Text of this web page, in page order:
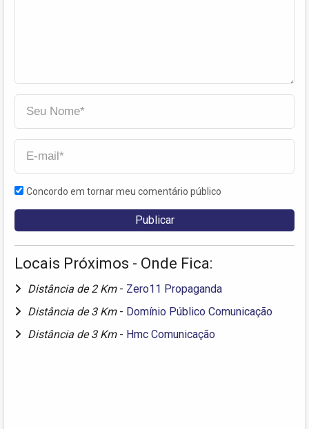
Concordo em tornar meu comentário público
Locais Próximos - Onde Fica:
Distância de 2 Km - Zero11 Propaganda
Distância de 3 Km - Domínio Público Comunicação
Distância de 3 Km - Hmc Comunicação